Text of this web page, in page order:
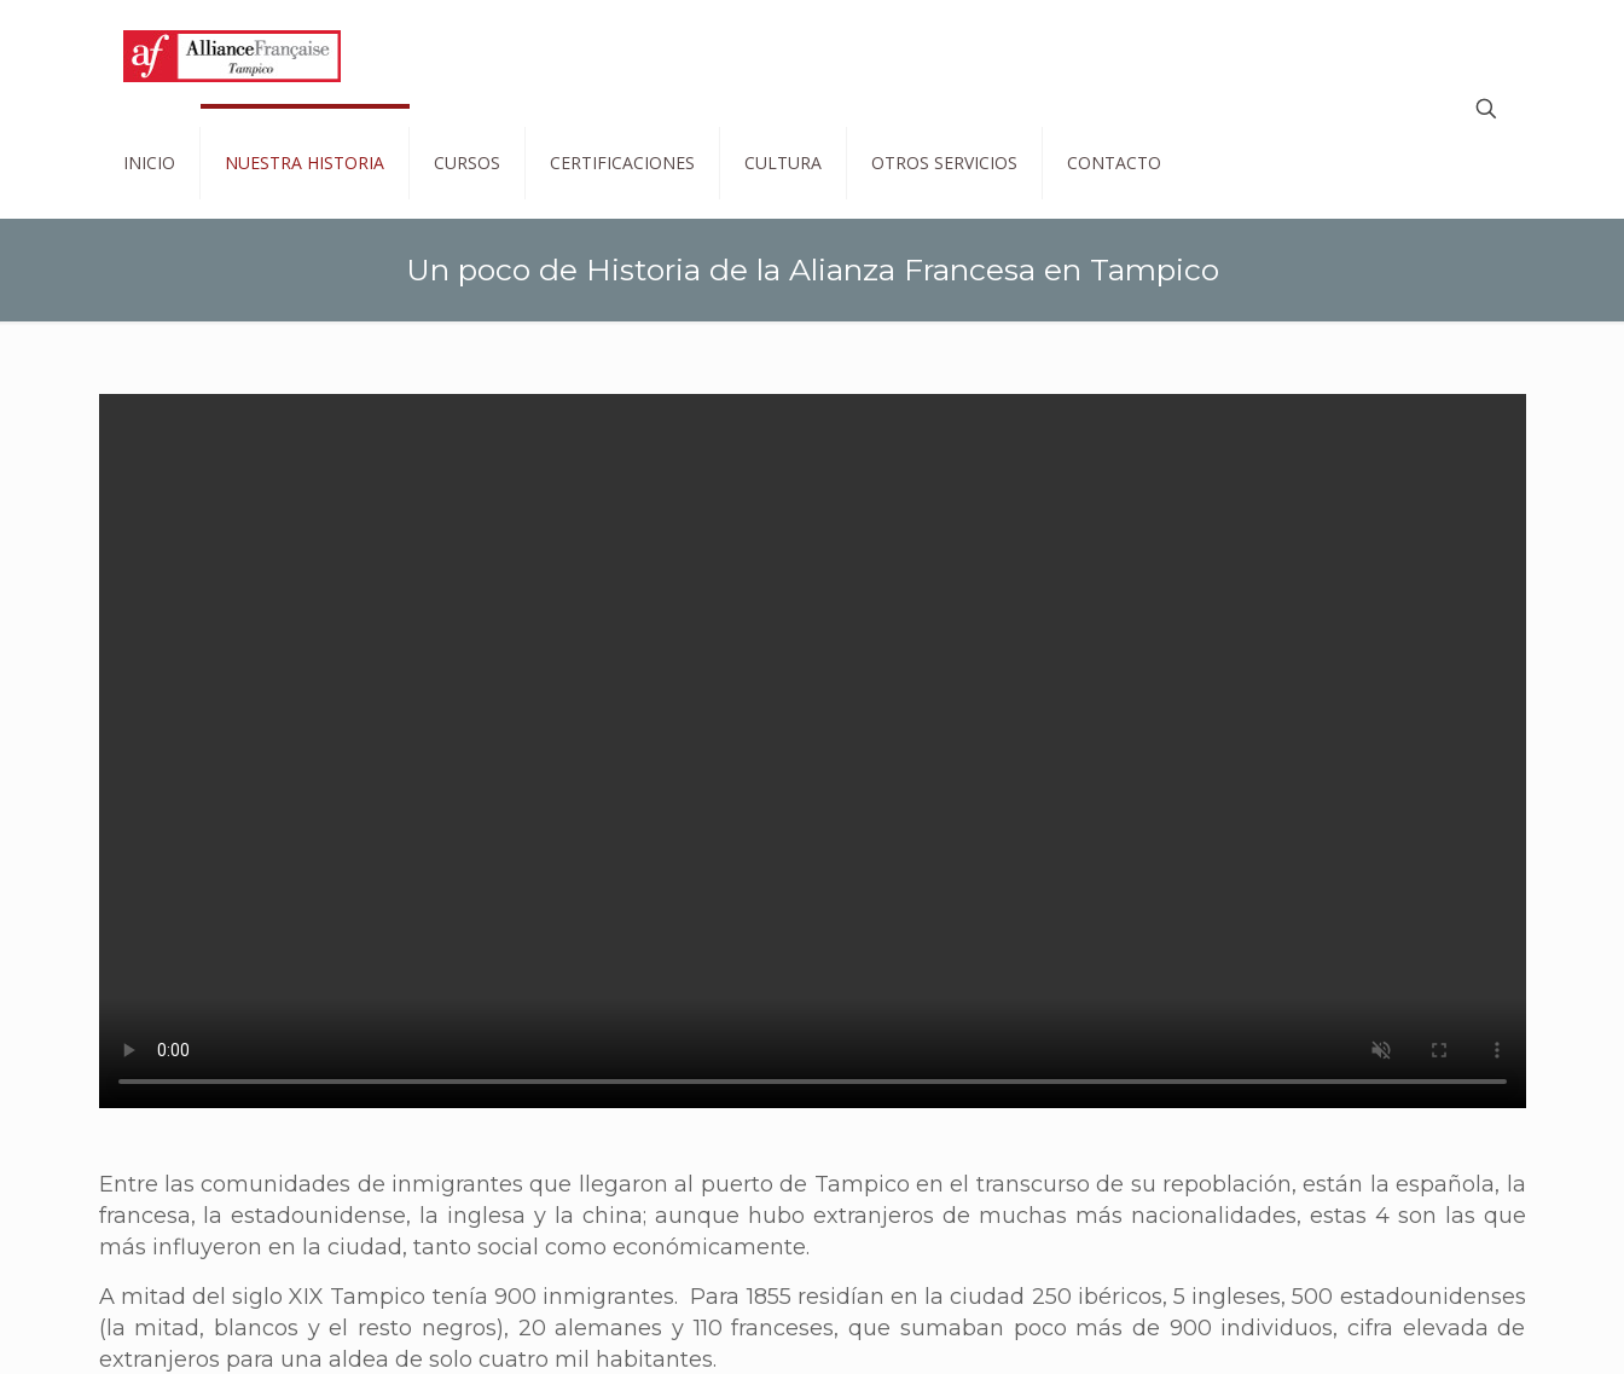
INICIO NUESTRA HISTORIA CURSOS CERTIFICACIONES CULTURA OTROS SERVICIOS CONTACTO
Un poco de Historia de la Alianza Francesa en Tampico
Entre las comunidades de inmigrantes que llegaron al puerto de Tampico en el transcurso de su repoblación, están la española, la
francesa, la estadounidense, la inglesa y la china; aunque hubo extranjeros de muchas más nacionalidades, estas 4 son las que
más influyeron en la ciudad, tanto social como económicamente.
A mitad del siglo XIX Tampico tenía 900 inmigrantes. Para 1855 residían en la ciudad 250 ibéricos, 5 ingleses, 500 estadounidenses
(la mitad, blancos y el resto negros), 20 alemanes y 110 franceses, que sumaban poco más de 900 individuos, cifra elevada de
extranjeros para una aldea de solo cuatro mil habitantes.